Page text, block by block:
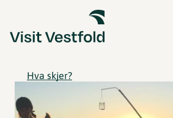
Hva skjer?